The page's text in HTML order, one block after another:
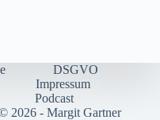
DSGVO
Impressum
Podcast
2026 - Margit Gartner